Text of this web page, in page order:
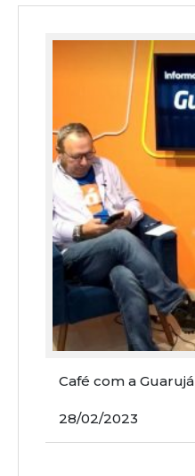
Café com a
28/02/2023